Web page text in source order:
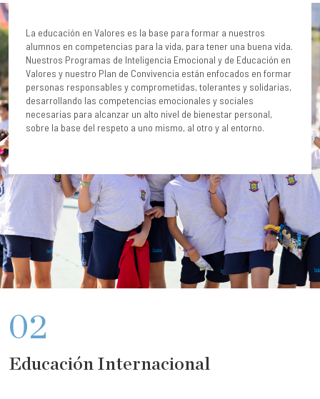
La educación en Valores es la base para formar a nuestros
alumnos en competencias para la vida, para tener una buena vida.
Nuestros Programas de Inteligencia Emocional y de Educación en
Valores y nuestro Plan de Convivencia están enfocados en formar
personas responsables y comprometidas, tolerantes y solidarias,
desarrollando las competencias emocionales y sociales
necesarias para alcanzar un alto nivel de bienestar personal,
sobre la base del respeto a uno mismo, al otro y al entorno.
02
Educación Internacional